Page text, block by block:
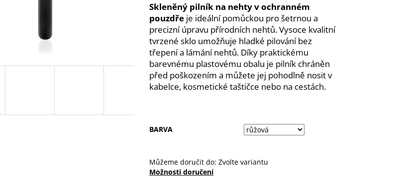
Skleněný pilník na nehty v ochranném
pouzdře je ideální pomůckou pro šetrnou a
precizní úpravu přírodních nehtů. Vysoce kvalitní
tvrzené sklo umožňuje hladké pilování bez
třepení a lámání nehtů. Díky praktickému
barevnému plastovému obalu je pilník chráněn
před poškozením a můžete jej pohodlně nosit v
kabelce, kosmetické taštičce nebo na cestách.
BARVA
Můžeme doručit do: Zvolte variantu
Možnosti doručení
TUŽKA NA OČI NALEPOVACÍ UMĚLÉ NEHTY FM GIRLS +
LEPIDLO, Č.3